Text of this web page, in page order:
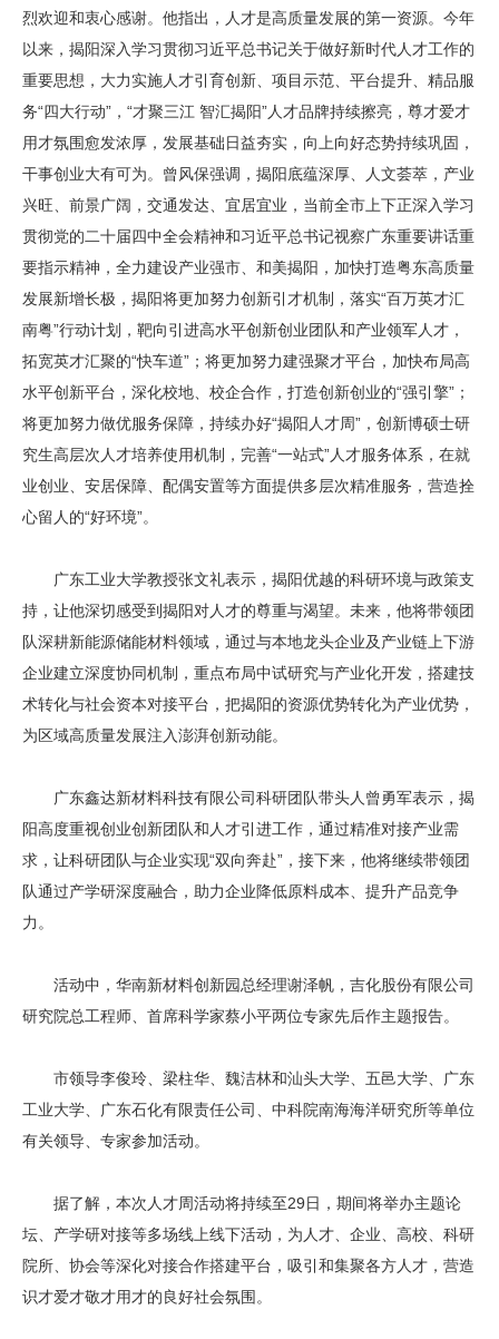
烈欢迎和衷心感谢。他指出，人才是高质量发展的第一资源。今年
以来，揭阳深入学习贯彻习近平总书记关于做好新时代人才工作的
重要思想，大力实施人才引育创新、项目示范、平台提升、精品服
务“四大行动”，“才聚三江 智汇揭阳”人才品牌持续擦亮，尊才爱才
用才氛围愈发浓厚，发展基础日益夯实，向上向好态势持续巩固，
干事创业大有可为。曾风保强调，揭阳底蕴深厚、人文荟萃，产业
兴旺、前景广阔，交通发达、宜居宜业，当前全市上下正深入学习
贯彻党的二十届四中全会精神和习近平总书记视察广东重要讲话重
要指示精神，全力建设产业强市、和美揭阳，加快打造粤东高质量
发展新增长极，揭阳将更加努力创新引才机制，落实“百万英才汇
南粤”行动计划，靶向引进高水平创新创业团队和产业领军人才，
拓宽英才汇聚的“快车道”；将更加努力建强聚才平台，加快布局高
水平创新平台，深化校地、校企合作，打造创新创业的“强引擎”；
将更加努力做优服务保障，持续办好“揭阳人才周”，创新博硕士研
究生高层次人才培养使用机制，完善“一站式”人才服务体系，在就
业创业、安居保障、配偶安置等方面提供多层次精准服务，营造拴
心留人的“好环境”。
广东工业大学教授张文礼表示，揭阳优越的科研环境与政策支
持，让他深切感受到揭阳对人才的尊重与渴望。未来，他将带领团
队深耕新能源储能材料领域，通过与本地龙头企业及产业链上下游
企业建立深度协同机制，重点布局中试研究与产业化开发，搭建技
术转化与社会资本对接平台，把揭阳的资源优势转化为产业优势，
为区域高质量发展注入澎湃创新动能。
广东鑫达新材料科技有限公司科研团队带头人曾勇军表示，揭
阳高度重视创业创新团队和人才引进工作，通过精准对接产业需
求，让科研团队与企业实现“双向奔赴”，接下来，他将继续带领团
队通过产学研深度融合，助力企业降低原料成本、提升产品竞争
力。
活动中，华南新材料创新园总经理谢泽帆，吉化股份有限公司
研究院总工程师、首席科学家蔡小平两位专家先后作主题报告。
市领导李俊玲、梁柱华、魏洁林和汕头大学、五邑大学、广东
工业大学、广东石化有限责任公司、中科院南海海洋研究所等单位
有关领导、专家参加活动。
据了解，本次人才周活动将持续至29日，期间将举办主题论
坛、产学研对接等多场线上线下活动，为人才、企业、高校、科研
院所、协会等深化对接合作搭建平台，吸引和集聚各方人才，营造
识才爱才敬才用才的良好社会氛围。